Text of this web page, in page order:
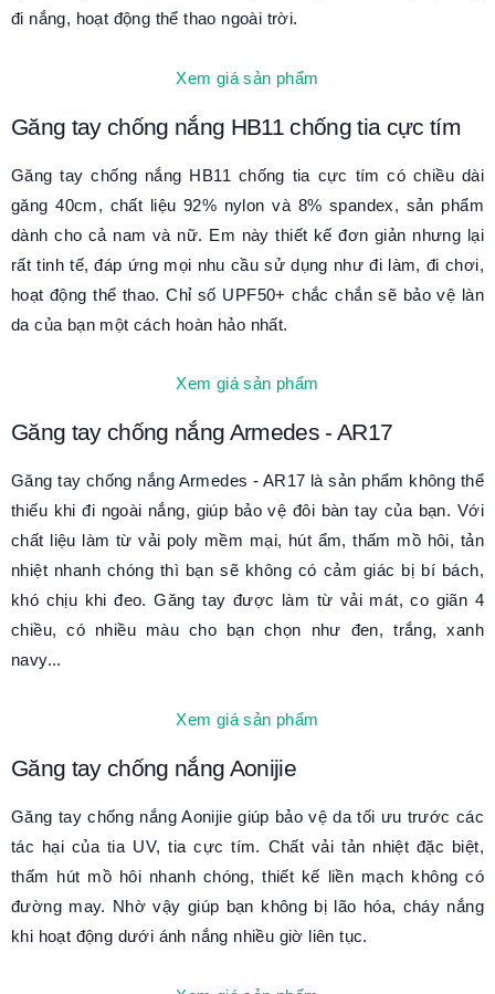
đi nắng, hoạt động thể thao ngoài trời.
Xem giá sản phẩm
Găng tay chống nắng HB11 chống tia cực tím
Găng tay chống nắng HB11 chống tia cực tím có chiều dài
găng 40cm, chất liệu 92% nylon và 8% spandex, sản phẩm
dành cho cả nam và nữ. Em này thiết kế đơn giản nhưng lại
rất tinh tế, đáp ứng mọi nhu cầu sử dụng như đi làm, đi chơi,
hoạt động thể thao. Chỉ số UPF50+ chắc chắn sẽ bảo vệ làn
da của bạn một cách hoàn hảo nhất.
Xem giá sản phẩm
Găng tay chống nắng Armedes - AR17
Găng tay chống nắng Armedes - AR17 là sản phẩm không thể
thiếu khi đi ngoài nắng, giúp bảo vệ đôi bàn tay của bạn. Với
chất liệu làm từ vải poly mềm mại, hút ẩm, thấm mồ hôi, tản
nhiệt nhanh chóng thì bạn sẽ không có cảm giác bị bí bách,
khó chịu khi đeo. Găng tay được làm từ vải mát, co giãn 4
chiều, có nhiều màu cho bạn chọn như đen, trắng, xanh
navy...
Xem giá sản phẩm
Găng tay chống nắng Aonijie
Găng tay chống nắng Aonijie giúp bảo vệ da tối ưu trước các
tác hại của tia UV, tia cực tím. Chất vải tản nhiệt đặc biệt,
thấm hút mồ hôi nhanh chóng, thiết kế liền mạch không có
đường may. Nhờ vậy giúp bạn không bị lão hóa, cháy nắng
khi hoạt động dưới ánh nắng nhiều giờ liên tục.